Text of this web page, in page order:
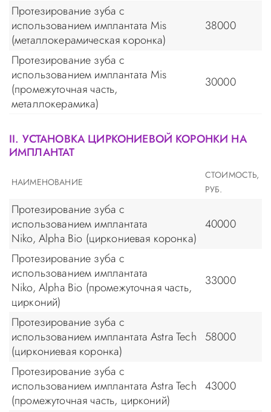
Протезирование зуба с
использованием имплантата Mis
(металлокерамическая коронка)
38000
Протезирование зуба с
использованием имплантата Mis
(промежуточная часть,
металлокерамика)
30000
II. УСТАНОВКА ЦИРКОНИЕВОЙ КОРОНКИ НА
ИМПЛАНТАТ
НАИМЕНОВАНИЕ
СТОИМОСТЬ,
РУБ.
Протезирование зуба с
использованием имплантата
Niko, Alpha Bio (циркониевая коронка)
40000
Протезирование зуба с
использованием имплантата
Niko, Alpha Bio (промежуточная часть,
цирконий)
33000
Протезирование зуба с
использованием имплантата Astra Tech
(циркониевая коронка)
58000
Протезирование зуба с
использованием имплантата Astra Tech
(промежуточная часть, цирконий)
43000